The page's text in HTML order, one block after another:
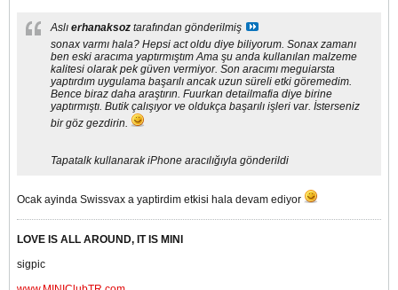
Aslı erhanaksoz tarafından gönderilmiş
sonax varmı hala? Hepsi act oldu diye biliyorum. Sonax zamanı
ben eski aracıma yaptırmıştım Ama şu anda kullanılan malzeme
kalitesi olarak pek güven vermiyor. Son aracımı meguiarsta
yaptırdım uygulama başarılı ancak uzun süreli etki göremedim.
Bence biraz daha araştırın. Fuurkan detailmafia diye birine
yaptırmıştı. Butik çalışıyor ve oldukça başarılı işleri var. İsterseniz
bir göz gezdirin.
Tapatalk kullanarak iPhone aracılığıyla gönderildi
Ocak ayinda Swissvax a yaptirdim etkisi hala devam ediyor
LOVE IS ALL AROUND, IT IS MINI
sigpic